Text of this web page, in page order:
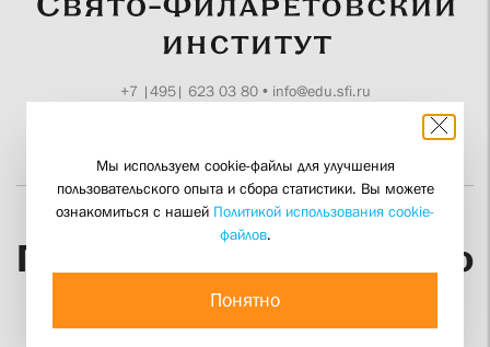
+7 |495| 623 03 80• info@edu.sfi.ru
Поздравления к 70-летию
основателя СФИ
священника Георгия
Мы используем cookie-файлы для улучшения
пользовательского опыта и сбора статистики. Вы можете
ознакомиться с нашей Политикой использования cookie-
файлов.
Понятно